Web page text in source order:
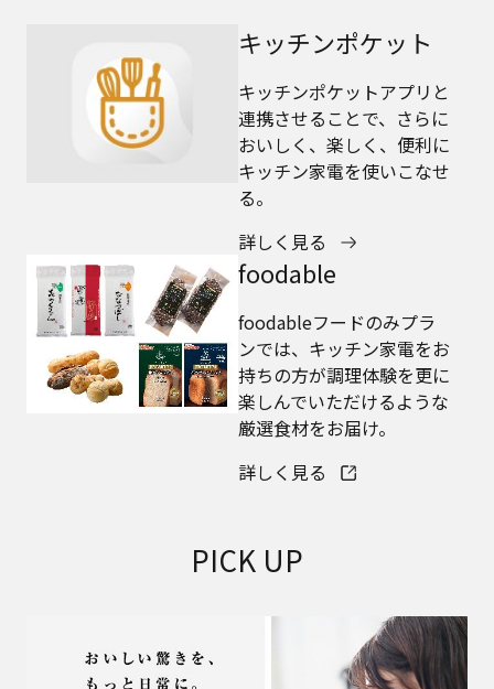
キッチンポケット
キッチンポケットアプリと
連携させることで、さらに
おいしく、楽しく、便利に
キッチン家電を使いこなせ
る。
詳しく見る
foodable
foodableフードのみプラ
ンでは、キッチン家電をお
持ちの方が調理体験を更に
楽しんでいただけるような
厳選食材をお届け。
詳しく見る
PICK UP